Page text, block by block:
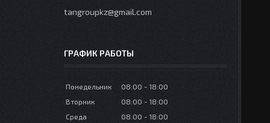
tangroupkz@gmail.com
ГРАФИК РАБОТЫ
Понедельник 08:00
18:00
Вторник
08:00
18:00
Среда
08:00
18:00